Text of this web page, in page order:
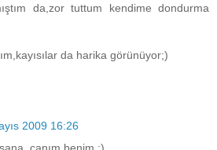
da,zor tuttum kendime dondurma
da harika görünüyor;)
2009 16:26